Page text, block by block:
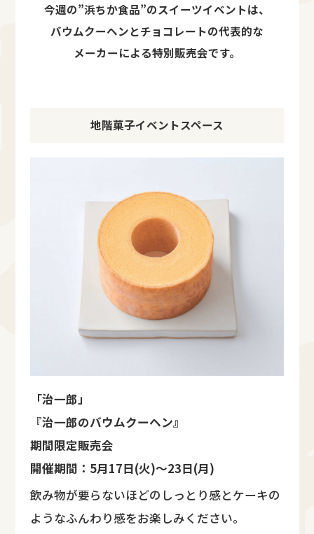
今週の”浜ちか食品”のスイーツイベントは、
バウムクーヘンとチョコレートの代表的な
メーカーによる特別販売会です。
地階菓子イベントスペース
「治一郎」
『治一郎のバウムクーヘン』
期間限定販売会
開催期間：5月17日(火)～23日(月)
飲み物が要らないほどのしっとり感とケーキの
ようなふんわり感をお楽しみください。